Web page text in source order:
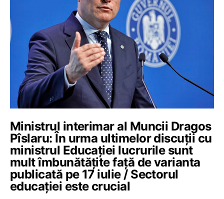
Ministrul interimar al Muncii Dragos
Pîslaru: În urma ultimelor discuții cu
ministrul Educației lucrurile sunt
mult îmbunătățite față de varianta
publicată pe 17 iulie / Sectorul
educației este crucial